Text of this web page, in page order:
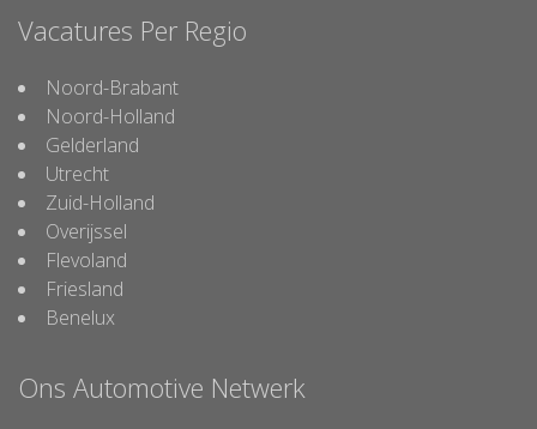
Vacatures Per Regio
Noord-Brabant
Noord-Holland
Gelderland
Utrecht
Zuid-Holland
Overijssel
Flevoland
Friesland
Benelux
Ons Automotive Netwerk